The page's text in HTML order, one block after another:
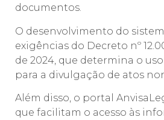
documentos.
O desenvolvimento do
exigências do Decreto nº
de 2024, que determina o
para a divulgação de atos
Além disso, o portal
que facilitam o acesso às